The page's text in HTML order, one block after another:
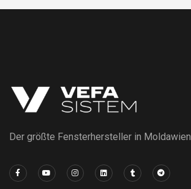
Der größte Fensterhersteller in Moldawien.